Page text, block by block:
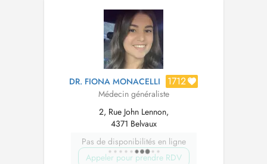
DR. FIONA MONACELLI 1712
Médecin généraliste
2, Rue John Lennon,
4371 Belvaux
Pas de disponibilités en ligne
Appeler pour prendre RDV